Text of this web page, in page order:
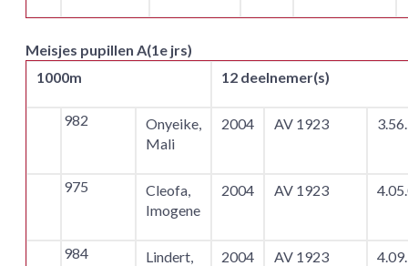
Meisjes pupillen A(1e jrs)
1000m
12 deelnemer(s)
982
Onyeike,
Mali
2004 AV 1923
975
Cleofa,
Imogene
2004 AV 1923
984
Lindert,
2004 AV 1923